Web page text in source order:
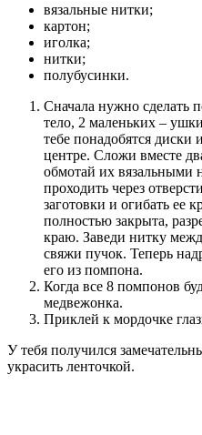
вязальные нитки;
картон;
иголка;
нитки;
полубусинки.
Сначала нужно сделать
тело, 2 маленьких –
тебе понадобятся диски
центре. Сложи вместе
обмотай их
проходить через
заготовки и огибать ее
полностью закрыта,
краю. Заведи нитку
свяжи пучок. Теперь
его из помпона.
Когда все 8 помпонов
медвежонка.
Приклей к мордочке
У тебя получился
украсить ленточкой.